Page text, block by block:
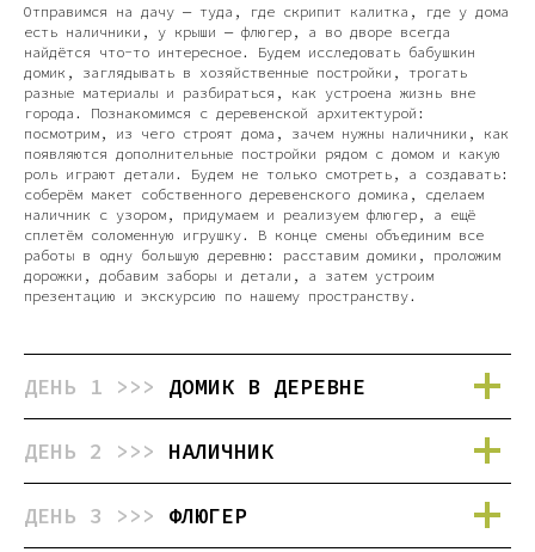
Отправимся на дачу — туда, где скрипит калитка, где у дома
есть наличники, у крыши — флюгер, а во дворе всегда
найдётся что-то интересное. Будем исследовать бабушкин
домик, заглядывать в хозяйственные постройки, трогать
разные материалы и разбираться, как устроена жизнь вне
города. Познакомимся с деревенской архитектурой:
посмотрим, из чего строят дома, зачем нужны наличники, как
появляются дополнительные постройки рядом с домом и какую
роль играют детали. Будем не только смотреть, а создавать:
соберём макет собственного деревенского домика, сделаем
наличник с узором, придумаем и реализуем флюгер, а ещё
сплетём соломенную игрушку. В конце смены объединим все
работы в одну большую деревню: расставим домики, проложим
дорожки, добавим заборы и детали, а затем устроим
презентацию и экскурсию по нашему пространству.
ДЕНЬ 1 >>> ДОМИК В ДЕРЕВНЕ
ДЕНЬ 2 >>> НАЛИЧНИК
ДЕНЬ 3 >>> ФЛЮГЕР